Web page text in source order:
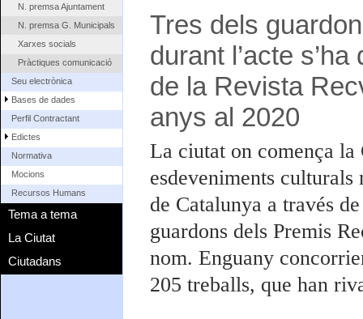
N. premsa Ajuntament
N. premsa G. Municipals
Xarxes socials
Pràctiques comunicació
Seu electrònica
Bases de dades
Perfil Contractant
Edictes
Normativa
Mocions
Recursos Humans
Tema a tema
La Ciutat
Ciutadans
Tres dels
durant l’acte
de la Revista
anys al 2020
La ciutat on comença la
esdeveniments culturals
de Catalunya a través
guardons dels Premis
nom. Enguany
205 treballs, que han